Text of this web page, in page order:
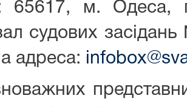
65617, м. Одеса,
судових
адреса: